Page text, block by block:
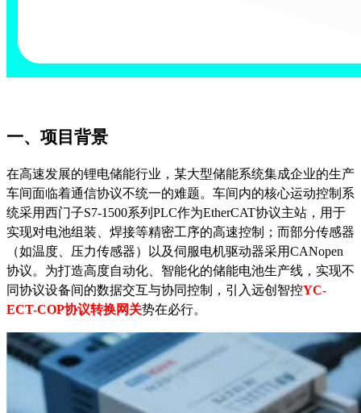
一、项目背景
在高速发展的锂电储能行业，某大型储能系统集成企业的生产
车间面临着通信协议不统一的难题。车间内的核心运动控制系
统采用西门子S7-1500系列PLC作为EtherCAT协议主站，用于
实现对电池组装、焊接等精密工序的高速控制；而部分传感器
（如温度、压力传感器）以及伺服电机驱动器采用CANopen
协议。为打造高度自动化、智能化的储能电池生产线，实现不
同协议设备间的数据交互与协同控制，引入远创智控YC-
ECT-COP协议转换网关势在必行。